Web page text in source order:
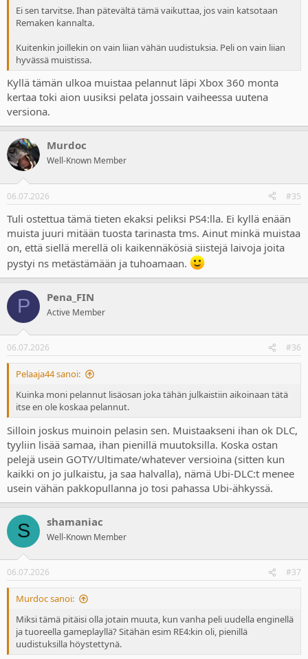
Ei sen tarvitse. Ihan pätevältä tämä vaikuttaa, jos vain katsotaan
Remaken kannalta.
Kuitenkin joillekin on vain liian vähän uudistuksia. Peli on vain liian
hyvässä muistissa.
Kyllä tämän ulkoa muistaa pelannut läpi Xbox 360 monta
kertaa toki aion uusiksi pelata jossain vaiheessa uutena
versiona.
Murdoc
Well-Known Member
06.07.2026 #35
Tuli ostettua tämä tieten ekaksi peliksi PS4:lla. Ei kyllä enään
muista juuri mitään tuosta tarinasta tms. Ainut minkä muistaa
on, että siellä merellä oli kaikennäkösiä siistejä laivoja joita
pystyi ns metästämään ja tuhoamaan.
P Pena_FIN
Active Member
06.07.2026 #36
Pelaaja44 sanoi:
Kuinka moni pelannut lisäosan joka tähän julkaistiin aikoinaan tätä
itse en ole koskaa pelannut.
Silloin joskus muinoin pelasin sen. Muistaakseni ihan ok DLC,
tyyliin lisää samaa, ihan pienillä muutoksilla. Koska ostan
pelejä usein GOTY/Ultimate/whatever versioina (sitten kun
kaikki on jo julkaistu, ja saa halvalla), nämä Ubi-DLC:t menee
usein vähän pakkopullanna jo tosi pahassa Ubi-ähkyssä.
S shamaniac
Well-Known Member
06.07.2026 #37
Murdoc sanoi:
Miksi tämä pitäisi olla jotain muuta, kun vanha peli uudella enginellä
ja tuoreella gameplayllä? Sitähän esim RE4:kin oli, pienillä
uudistuksilla höystettynä.